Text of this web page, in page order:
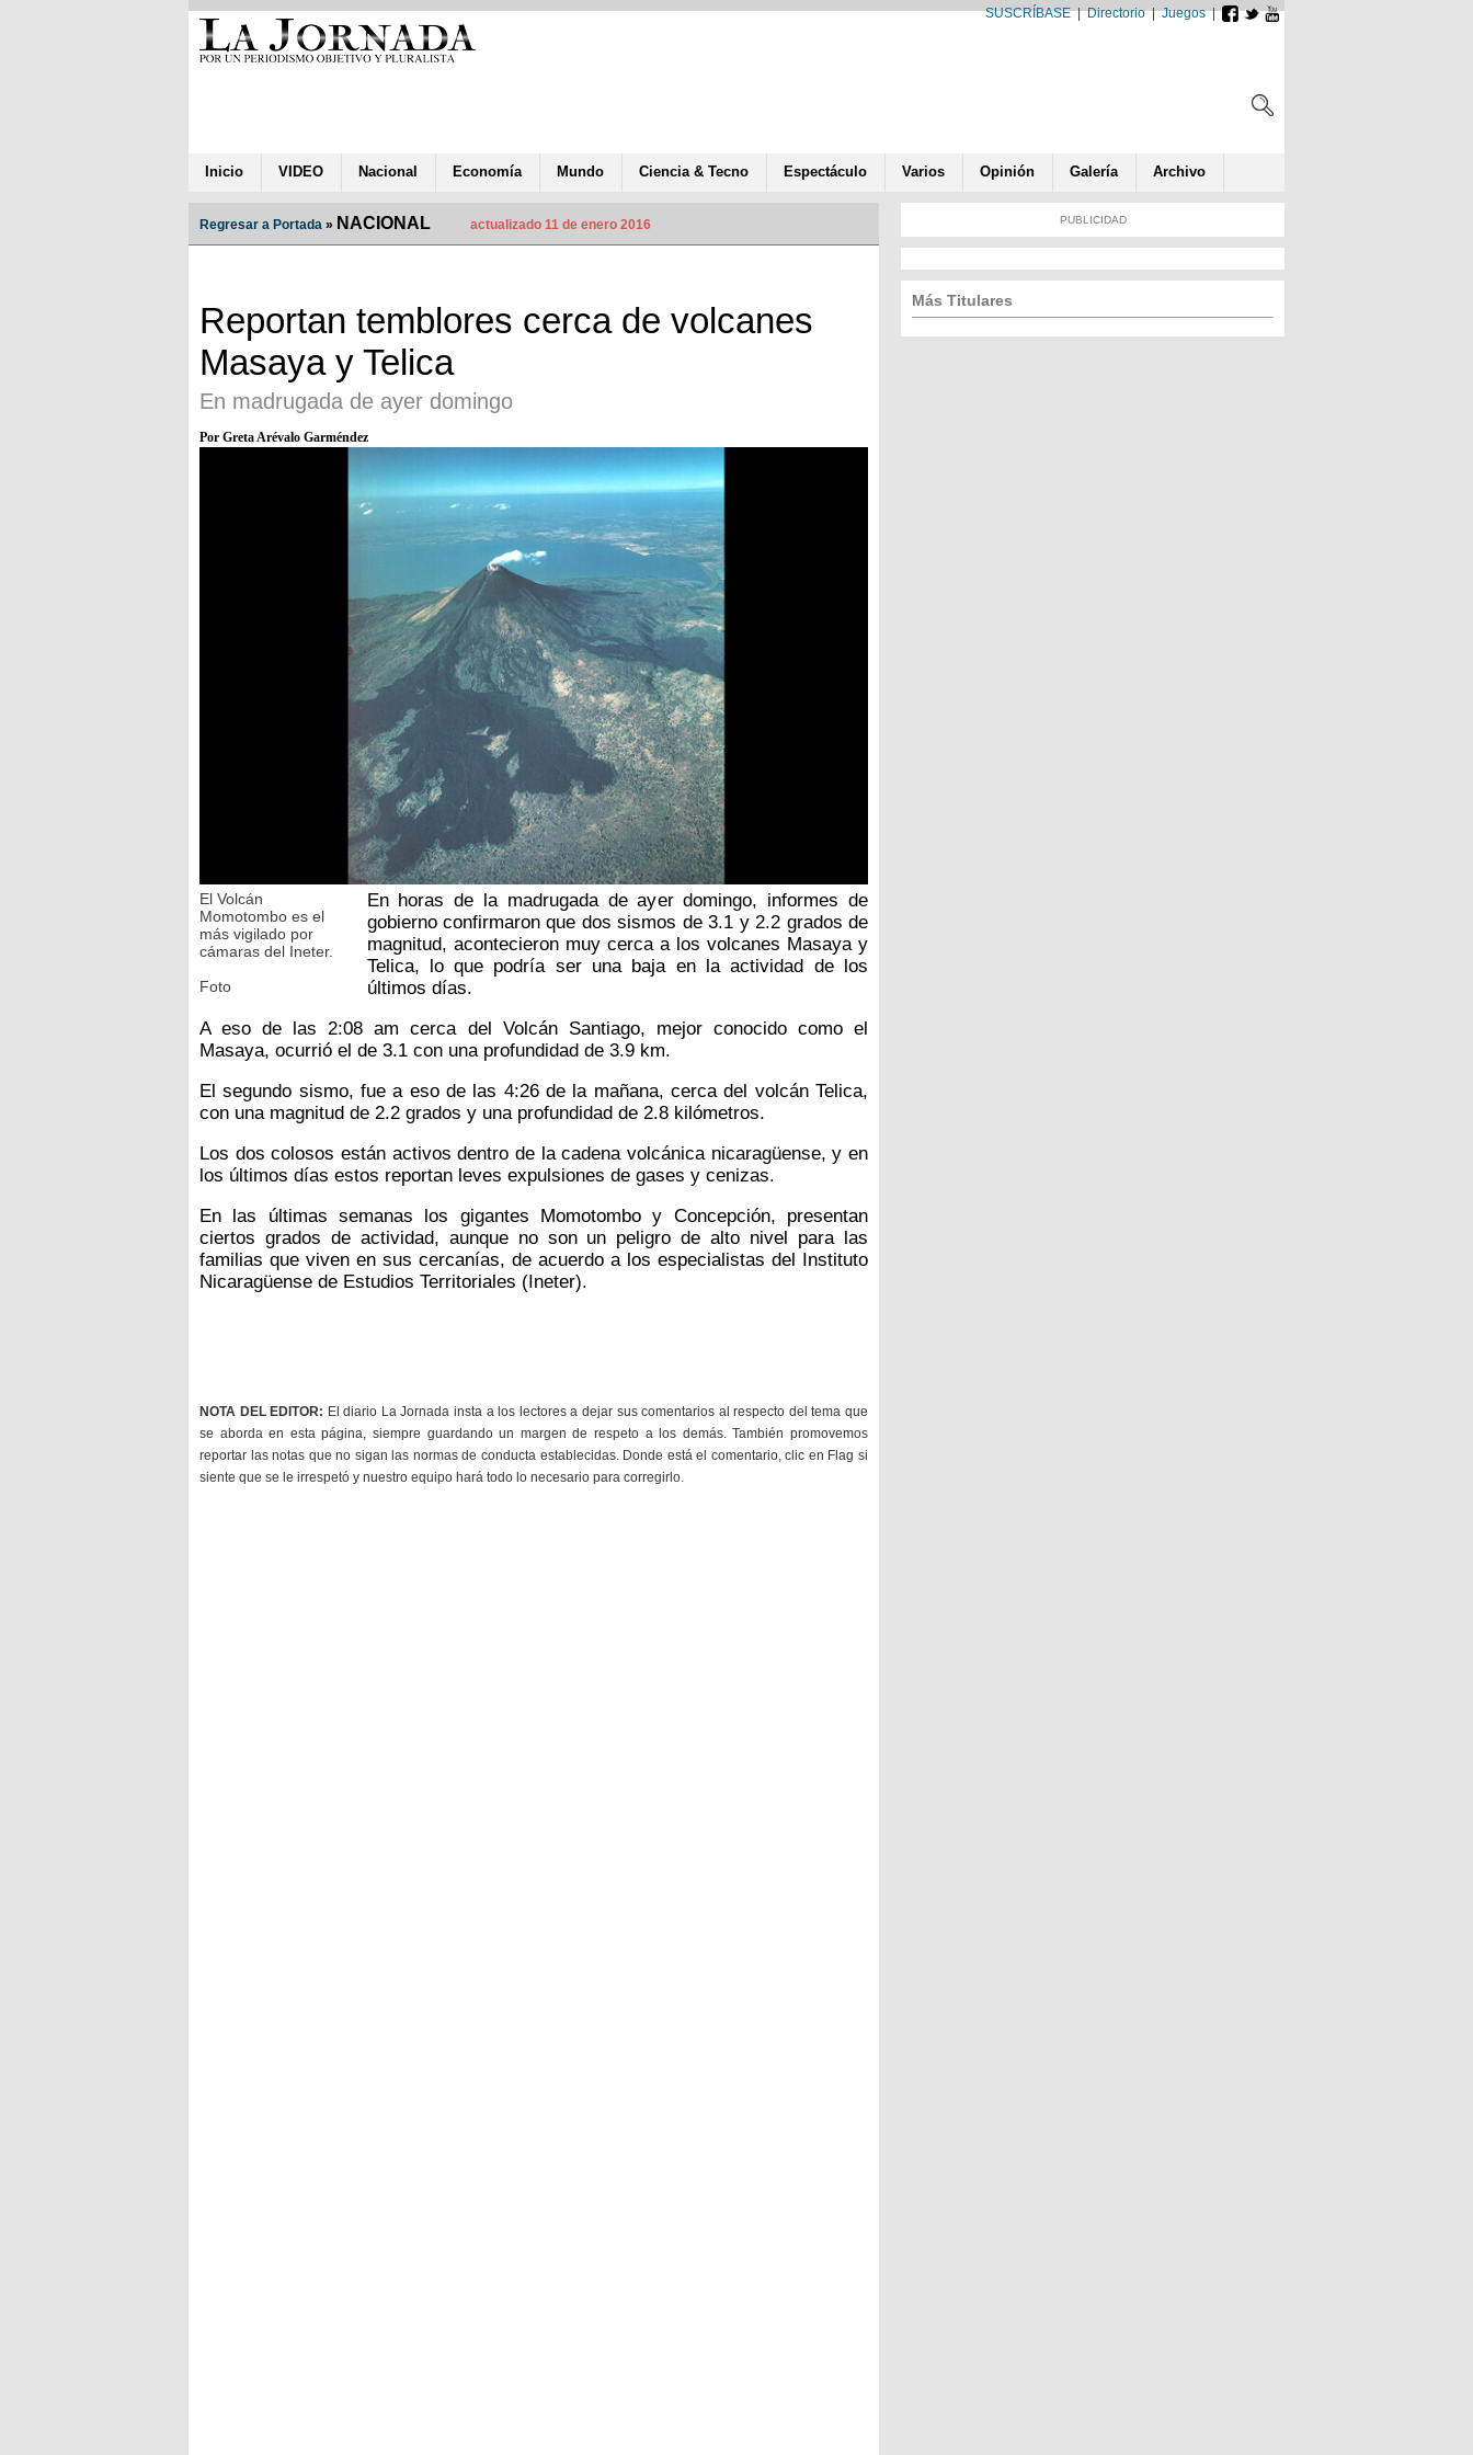
SUSCRÍBASE|Directorio|Juegos|
Inicio VIDEO Nacional Economía Mundo Ciencia & Tecno Espectáculo Varios Opinión Galería Archivo
Regresar a Portada » NACIONAL actualizado 11 de enero 2016
Reportan temblores cerca de volcanes
Masaya y Telica
En madrugada de ayer domingo
Por Greta Arévalo Garméndez
El Volcán
Momotombo es el
más vigilado por
cámaras del Ineter.
Foto
En horas de la madrugada de ayer domingo, informes de
gobierno confirmaron que dos sismos de 3.1 y 2.2 grados de
magnitud, acontecieron muy cerca a los volcanes Masaya y
Telica, lo que podría ser una baja en la actividad de los
últimos días.
A eso de las 2:08 am cerca del Volcán Santiago, mejor conocido como el
Masaya, ocurrió el de 3.1 con una profundidad de 3.9 km.
El segundo sismo, fue a eso de las 4:26 de la mañana, cerca del volcán Telica,
con una magnitud de 2.2 grados y una profundidad de 2.8 kilómetros.
Los dos colosos están activos dentro de la cadena volcánica nicaragüense, y en
los últimos días estos reportan leves expulsiones de gases y cenizas.
En las últimas semanas los gigantes Momotombo y Concepción, presentan
ciertos grados de actividad, aunque no son un peligro de alto nivel para las
familias que viven en sus cercanías, de acuerdo a los especialistas del Instituto
Nicaragüense de Estudios Territoriales (Ineter).
NOTA DEL EDITOR: El diario La Jornada insta a los lectores a dejar sus comentarios al respecto del tema que
se aborda en esta página, siempre guardando un margen de respeto a los demás. También promovemos
reportar las notas que no sigan las normas de conducta establecidas. Donde está el comentario, clic en Flag si
siente que se le irrespetó y nuestro equipo hará todo lo necesario para corregirlo.
PUBLICIDAD
Más Titulares